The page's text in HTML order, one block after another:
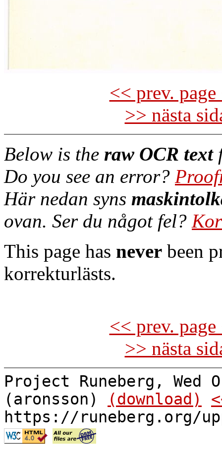
<< prev.
>> nästa
Below is the raw OCR text
Do you see an error?
Här nedan syns
ovan. Ser du något fel?
This page has never been
korrekturlästs.
<< prev.
>> nästa
Project Runeberg, Wed
(aronsson)
(download)
https://runeberg.org/